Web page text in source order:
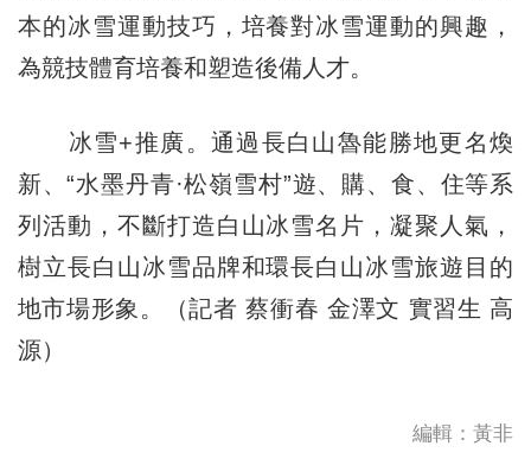
本的冰雪運動技巧，培養對冰雪運動的興趣，
為競技體育培養和塑造後備人才。
冰雪+推廣。通過長白山魯能勝地更名煥
新、“水墨丹青·松嶺雪村”遊、購、食、住等系
列活動，不斷打造白山冰雪名片，凝聚人氣，
樹立長白山冰雪品牌和環長白山冰雪旅遊目的
地市場形象。（記者 蔡衝春 金澤文 實習生 高
源）
編輯：黃非